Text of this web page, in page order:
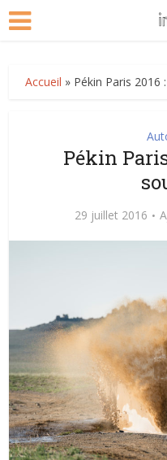
Accueil » Pékin Paris 2016
Pékin
29 juillet 2016